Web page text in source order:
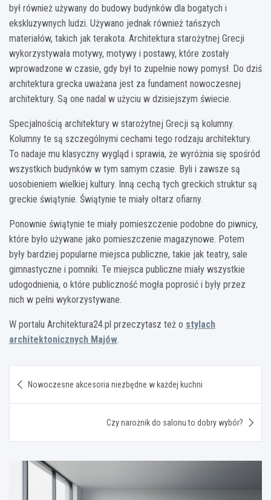
był również używany do budowy budynków dla bogatych i
ekskluzywnych ludzi. Używano jednak również tańszych
materiałów, takich jak terakota. Architektura starożytnej Grecji
wykorzystywała motywy, motywy i postawy, które zostały
wprowadzone w czasie, gdy był to zupełnie nowy pomysł. Do dziś
architektura grecka uważana jest za fundament nowoczesnej
architektury. Są one nadal w użyciu w dzisiejszym świecie.
Specjalnością architektury w starożytnej Grecji są kolumny.
Kolumny te są szczególnymi cechami tego rodzaju architektury.
To nadaje mu klasyczny wygląd i sprawia, że wyróżnia się spośród
wszystkich budynków w tym samym czasie. Byli i zawsze są
uosobieniem wielkiej kultury. Inną cechą tych greckich struktur są
greckie świątynie. Świątynie te miały ołtarz ofiarny.
Ponownie świątynie te miały pomieszczenie podobne do piwnicy,
które było używane jako pomieszczenie magazynowe. Potem
były bardziej popularne miejsca publiczne, takie jak teatry, sale
gimnastyczne i pomniki. Te miejsca publiczne miały wszystkie
udogodnienia, o które publiczność mogła poprosić i były przez
nich w pełni wykorzystywane.
W portalu Architektura24.pl przeczytasz też o stylach
architektonicznych Majów.
wpisu
Nowoczesne akcesoria niezbędne w każdej kuchni
Czy narożnik do salonu to dobry wybór?